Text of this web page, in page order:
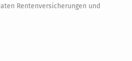
Rentenversicherungen und